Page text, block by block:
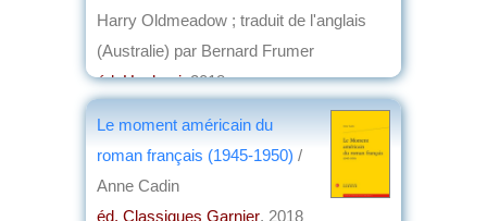
Harry Oldmeadow ; traduit de l'anglais
(Australie) par Bernard Frumer
éd. Hozhoni, 2018
Le moment américain du
roman français (1945-1950) /
Anne Cadin
éd. Classiques Garnier, 2018